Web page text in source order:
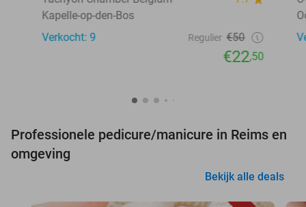
Kapelle-op-den-Bos
Verkocht: 9
Regulier €50
€22,50
Professionele pedicure/manicure in Reims en
omgeving
Bekijk alle deals